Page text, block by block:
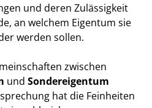
und deren Zulässigkeit
an welchem Eigentum sie
werden sollen.
zwischen
und Sondereigentum
hat die Feinheiten